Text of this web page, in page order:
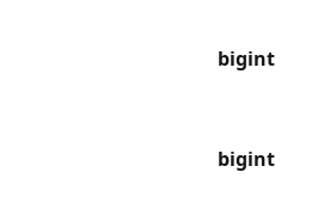
bigint
bigint